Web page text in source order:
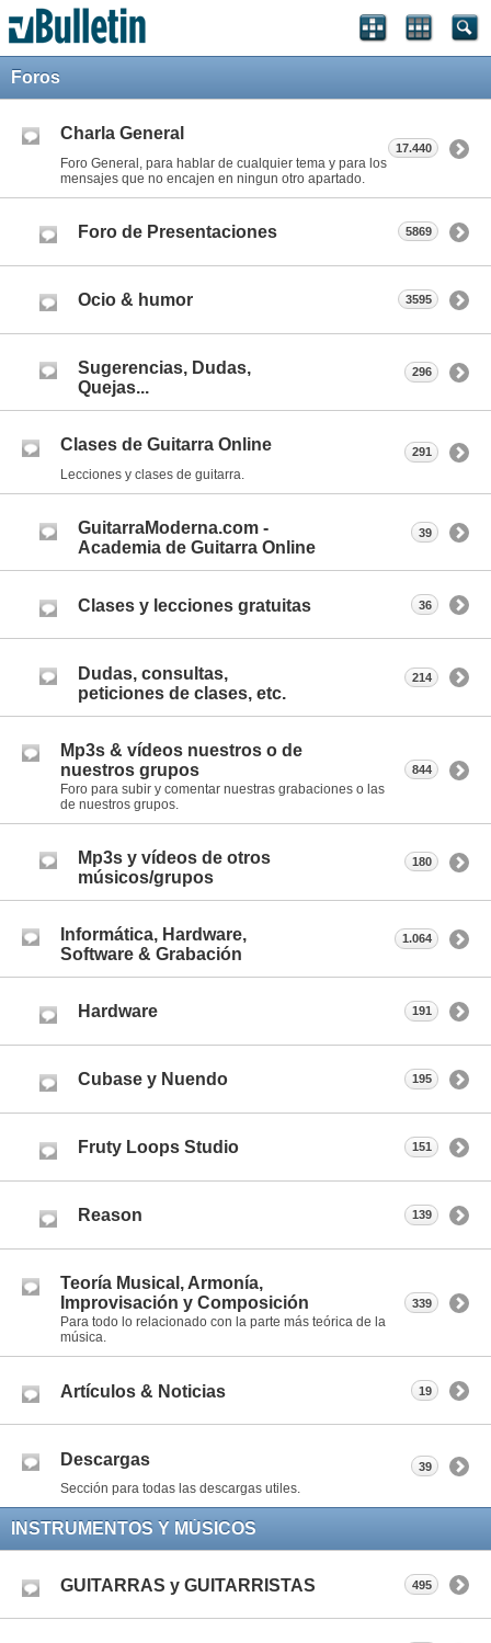
Foros
Charla General
Foro General, para hablar de cualquier tema y para los
mensajes que no encajen en ningun otro apartado.
17.440
Foro de Presentaciones 5869
Ocio & humor 3595
Sugerencias, Dudas,
Quejas...
296
Clases de Guitarra Online
Lecciones y clases de guitarra.
291
GuitarraModerna.com -
Academia de Guitarra Online
39
Clases y lecciones gratuitas 36
Dudas, consultas,
peticiones de clases, etc.
214
Mp3s & vídeos nuestros o de
nuestros grupos
Foro para subir y comentar nuestras grabaciones o las
de nuestros grupos.
844
Mp3s y vídeos de otros
músicos/grupos
180
Informática, Hardware,
Software & Grabación
1.064
Hardware 191
Cubase y Nuendo 195
Fruty Loops Studio 151
Reason 139
Teoría Musical, Armonía,
Improvisación y Composición
Para todo lo relacionado con la parte más teórica de la
música.
339
Artículos & Noticias 19
Descargas
Sección para todas las descargas utiles.
39
INSTRUMENTOS Y MÚSICOS
GUITARRAS y GUITARRISTAS 495